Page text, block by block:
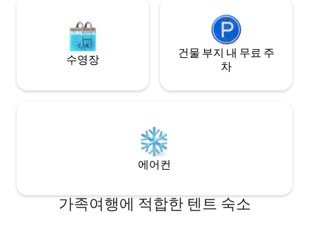
수영장
건물 부지 내 무료 주
차
에어컨
가족여행에 적합한 텐트 숙소